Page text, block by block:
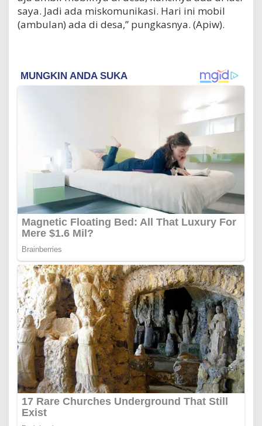
saya. Jadi ada miskomunikasi. Hari ini mobil
(ambulan) ada di desa,” pungkasnya. (Apiw).